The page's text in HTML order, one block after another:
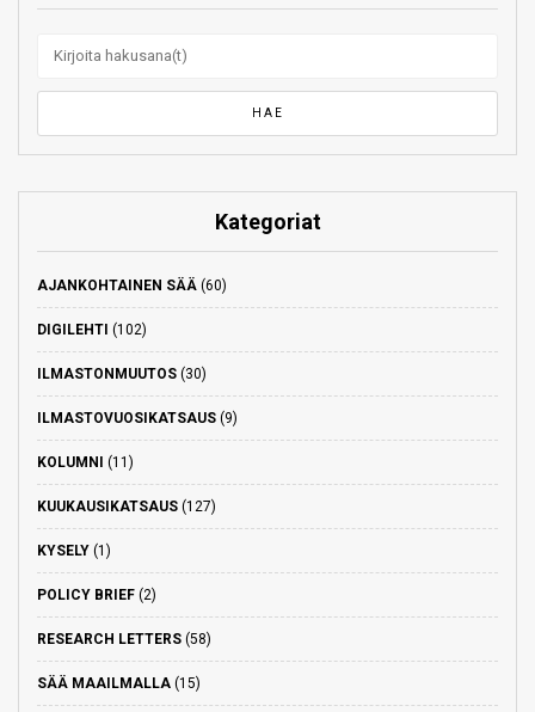
Kategoriat
AJANKOHTAINEN SÄÄ (60)
DIGILEHTI (102)
ILMASTONMUUTOS (30)
ILMASTOVUOSIKATSAUS (9)
KOLUMNI (11)
KUUKAUSIKATSAUS (127)
KYSELY (1)
POLICY BRIEF (2)
RESEARCH LETTERS (58)
SÄÄ MAAILMALLA (15)